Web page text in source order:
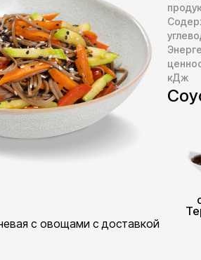
с овощами с доставкой
кДж